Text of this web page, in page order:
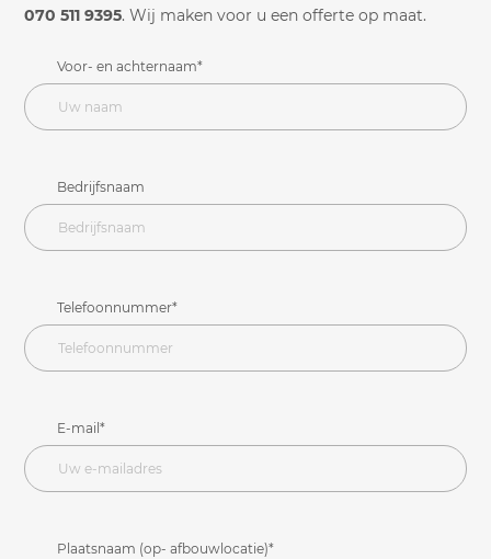
070 511 9395. Wij maken voor u een offerte op maat.
Voor- en achternaam*
Bedrijfsnaam
Telefoonnummer*
E-mail*
Plaatsnaam (op- afbouwlocatie)*